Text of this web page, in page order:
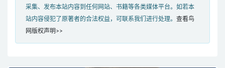
采集、发布本站内容到任何网站、书籍等各类媒体平台。如若本
站内容侵犯了原著者的合法权益，可联系我们进行处理。 查看鸟
网版权声明>>